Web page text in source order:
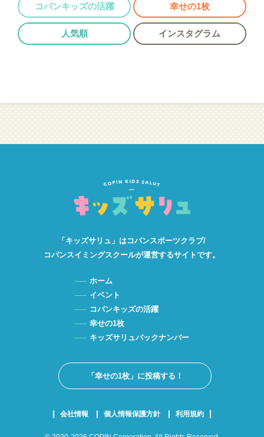
コパンキッズの活躍 幸せの1枚
人気順 インスタグラム
「キッズサリュ」はコパンスポーツクラブ/
コパンスイミングスクールが運営するサイトです。
ホーム
イベント
コパンキッズの活躍
幸せの1枚
キッズサリュバックナンバー
「幸せの1枚」に投稿する！
会社情報 個人情報保護方針 利用規約